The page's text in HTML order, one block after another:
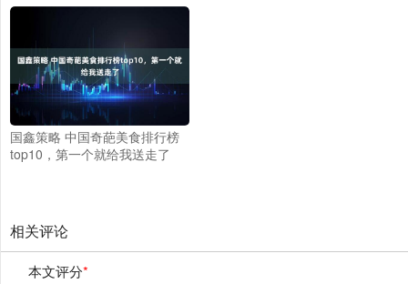
国鑫策略 中国奇葩美食排行榜
top10，第一个就给我送走了
相关评论
本文评分*